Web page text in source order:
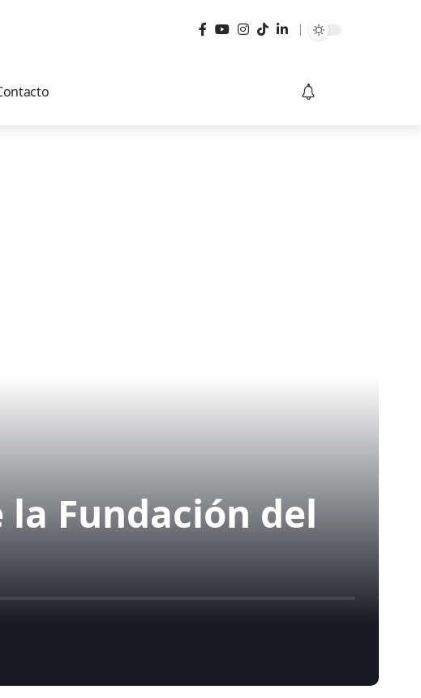
Fundación del